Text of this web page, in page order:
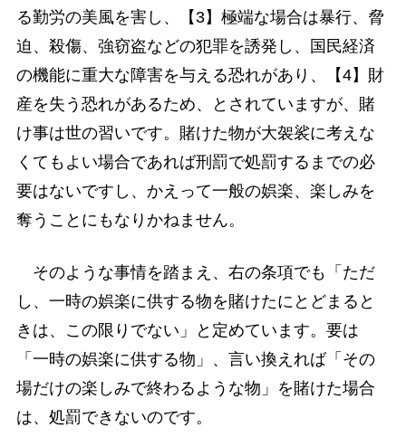
る勤労の美風を害し、【3】極端な場合は暴行、脅
迫、殺傷、強窃盗などの犯罪を誘発し、国民経済
の機能に重大な障害を与える恐れがあり、【4】財
産を失う恐れがあるため、とされていますが、賭
け事は世の習いです。賭けた物が大袈裟に考えな
くてもよい場合であれば刑罰で処罰するまでの必
要はないですし、かえって一般の娯楽、楽しみを
奪うことにもなりかねません。
そのような事情を踏まえ、右の条項でも「ただ
し、一時の娯楽に供する物を賭けたにとどまると
きは、この限りでない」と定めています。要は
「一時の娯楽に供する物」、言い換えれば「その
場だけの楽しみで終わるような物」を賭けた場合
は、処罰できないのです。